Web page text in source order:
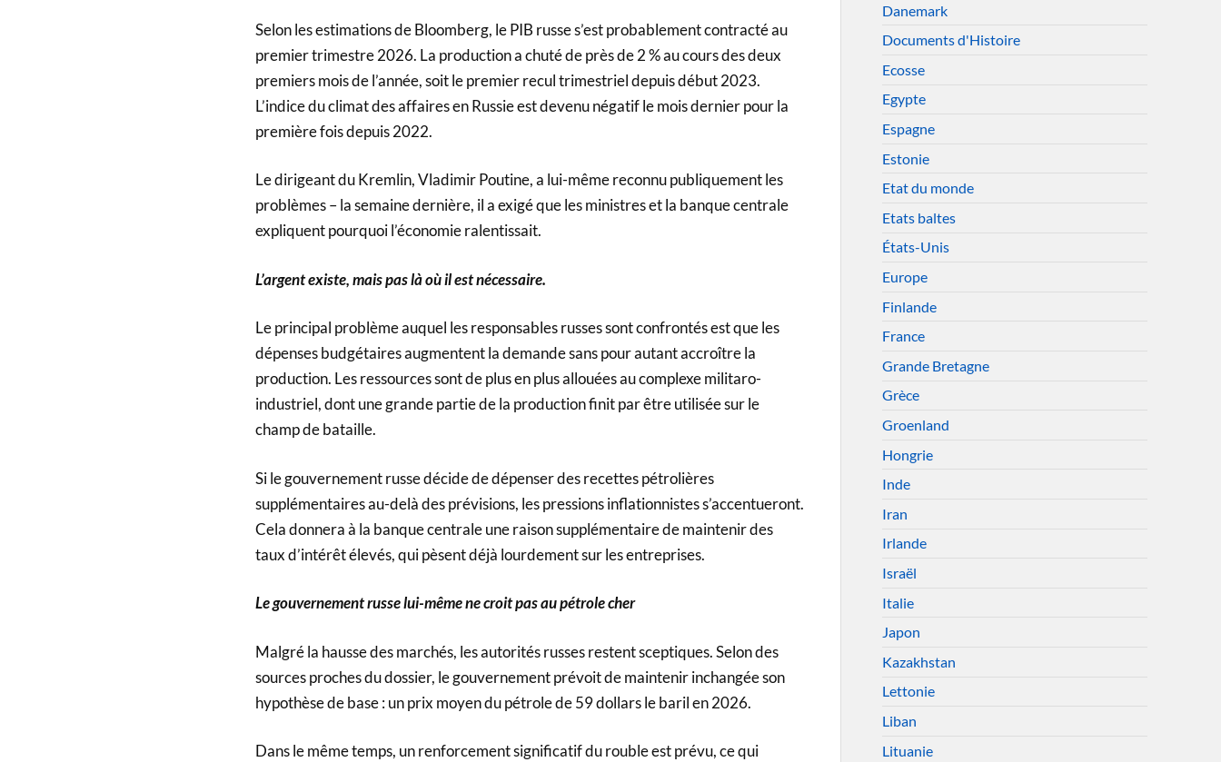
Selon les estimations de Bloomberg, le PIB russe s’est probablement contracté au
premier trimestre 2026. La production a chuté de près de 2 % au cours des deux
premiers mois de l’année, soit le premier recul trimestriel depuis début 2023.
L’indice du climat des affaires en Russie est devenu négatif le mois dernier pour la
première fois depuis 2022.
Le dirigeant du Kremlin, Vladimir Poutine, a lui-même reconnu publiquement les
problèmes – la semaine dernière, il a exigé que les ministres et la banque centrale
expliquent pourquoi l’économie ralentissait.
L’argent existe, mais pas là où il est nécessaire.
Le principal problème auquel les responsables russes sont confrontés est que les
dépenses budgétaires augmentent la demande sans pour autant accroître la
production. Les ressources sont de plus en plus allouées au complexe militaro-
industriel, dont une grande partie de la production finit par être utilisée sur le
champ de bataille.
Si le gouvernement russe décide de dépenser des recettes pétrolières
supplémentaires au-delà des prévisions, les pressions inflationnistes s’accentueront.
Cela donnera à la banque centrale une raison supplémentaire de maintenir des
taux d’intérêt élevés, qui pèsent déjà lourdement sur les entreprises.
Le gouvernement russe lui-même ne croit pas au pétrole cher
Malgré la hausse des marchés, les autorités russes restent sceptiques. Selon des
sources proches du dossier, le gouvernement prévoit de maintenir inchangée son
hypothèse de base : un prix moyen du pétrole de 59 dollars le baril en 2026.
Dans le même temps, un renforcement significatif du rouble est prévu, ce qui
Danemark
Documents d'Histoire
Ecosse
Egypte
Espagne
Estonie
Etat du monde
Etats baltes
États-Unis
Europe
Finlande
France
Grande Bretagne
Grèce
Groenland
Hongrie
Inde
Iran
Irlande
Israël
Italie
Japon
Kazakhstan
Lettonie
Liban
Lituanie